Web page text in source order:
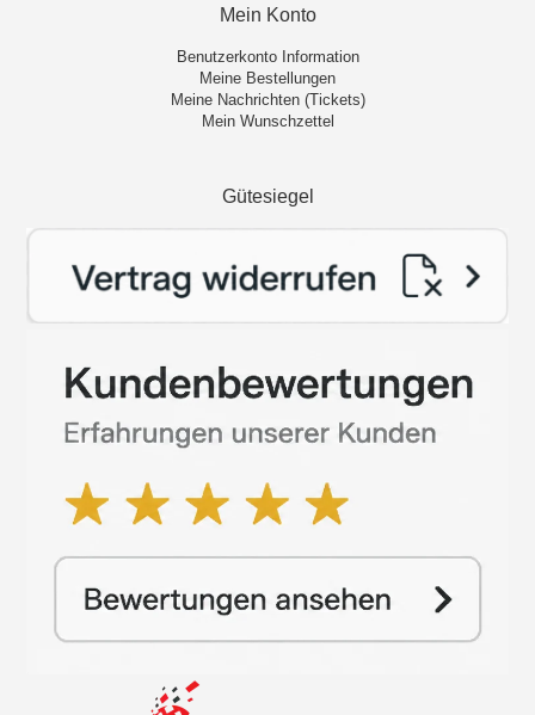
Mein Konto
Benutzerkonto Information
Meine Bestellungen
Meine Nachrichten (Tickets)
Mein Wunschzettel
Gütesiegel